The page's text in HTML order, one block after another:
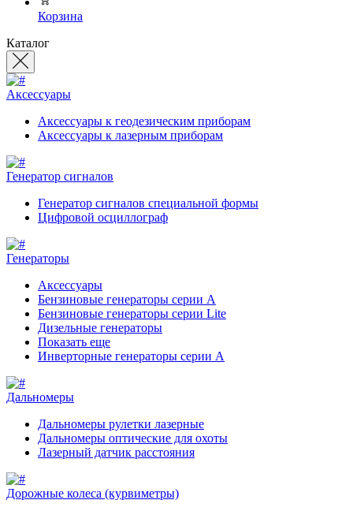
Корзина
Каталог
Аксессуары
Аксессуары к геодезическим приборам
Аксессуары к лазерным приборам
Генератор сигналов
Генератор сигналов специальной формы
Цифровой осциллограф
Генераторы
Аксессуары
Бензиновые генераторы серии A
Бензиновые генераторы серии Lite
Дизельные генераторы
Показать еще
Инверторные генераторы серии A
Дальномеры
Дальномеры рулетки лазерные
Дальномеры оптические для охоты
Лазерный датчик расстояния
Дорожные колеса (курвиметры)